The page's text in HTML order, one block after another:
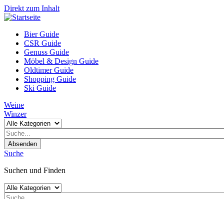
Direkt zum Inhalt
Bier Guide
CSR Guide
Genuss Guide
Möbel & Design Guide
Oldtimer Guide
Shopping Guide
Ski Guide
Weine
Winzer
Absenden
Suche
Suchen und Finden